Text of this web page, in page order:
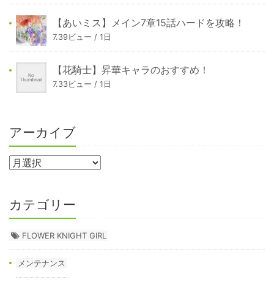
【あいミス】メイン7章15話ハードを攻略！
7.39ビュー / 1日
【花騎士】昇華キャラのおすすめ！
7.33ビュー / 1日
アーカイブ
カテゴリー
FLOWER KNIGHT GIRL
メンテナンス